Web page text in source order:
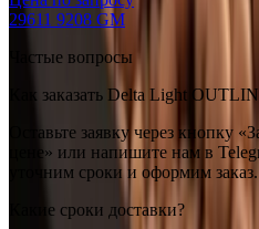
29611 9208 GM
Частые вопросы
Как заказать Delta Light
Оставьте заявку через кнопку
цене» или напишите нам в
уточним сроки и оформим заказ.
Какие сроки доставки?